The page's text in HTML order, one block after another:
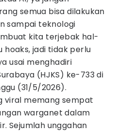
semua bisa dilakukan
sampai teknologi
kita terjebak hal-
hoaks, jadi tidak perlu
usai menghadiri
(HJKS) ke-733 di
(31/5/2026).
viral memang sempat
warganet dalam
Sejumlah unggahan